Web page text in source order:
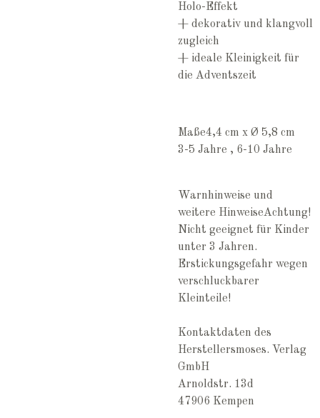
Holo-Effekt
+ dekorativ und klangvoll
zugleich
+ ideale Kleinigkeit für
die Adventszeit
Maße4,4 cm x Ø 5,8 cm
3-5 Jahre , 6-10 Jahre
Warnhinweise und
weitere HinweiseAchtung!
Nicht geeignet für Kinder
unter 3 Jahren.
Erstickungsgefahr wegen
verschluckbarer
Kleinteile!
Kontaktdaten des
Herstellersmoses. Verlag
GmbH
Arnoldstr. 13d
47906 Kempen